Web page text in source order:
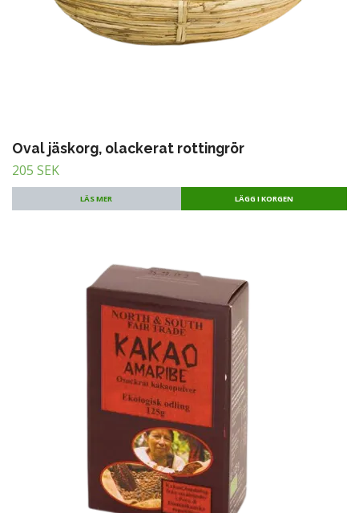
Oval jäskorg, olackerat rottingrör
205 SEK
LÄS MER